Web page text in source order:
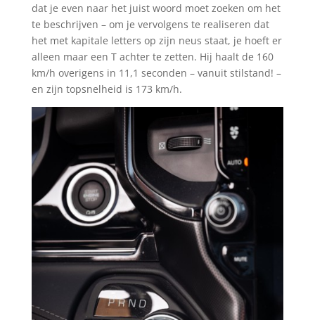
dat je even naar het juist woord moet zoeken om het
te beschrijven – om je vervolgens te realiseren dat
het met kapitale letters op zijn neus staat, je hoeft er
alleen maar een T achter te zetten. Hij haalt de 160
km/h overigens in 11,1 seconden – vanuit stilstand! –
en zijn topsnelheid is 173 km/h.